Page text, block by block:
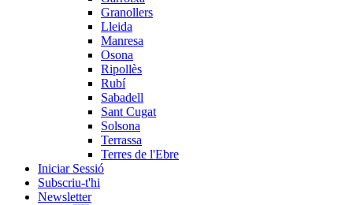
Granollers
Lleida
Manresa
Osona
Ripollès
Rubí
Sabadell
Sant Cugat
Solsona
Terrassa
Terres de l'Ebre
Iniciar Sessió
Subscriu-t'hi
Newsletter